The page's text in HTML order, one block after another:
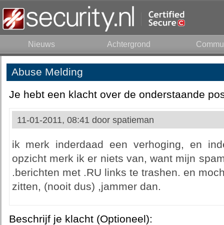
Nieuws Achtergrond
Abuse Melding
Je hebt een klacht over de onderstaande
11-01-2011, 08:41 door spatieman
ik merk inderdaad een verhoging, en
opzicht merk ik er niets van, want mijn
.berichten met .RU links te trashen. en
zitten, (nooit dus) ,jammer dan.
Beschrijf je klacht (Optioneel):